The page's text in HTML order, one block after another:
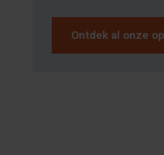
Ontdek al onze